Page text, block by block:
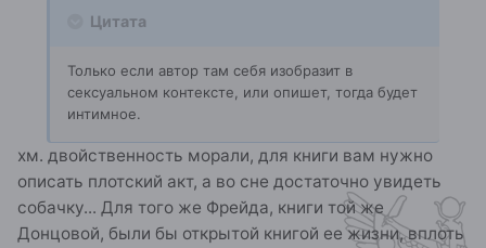
Цитата
Только если автор там себя изобразит в
сексуальном контексте, или опишет, тогда будет
интимное.
хм. двойственность морали, для книги вам нужно
описать плотский акт, а во сне достаточно увидеть
собачку... Для того же Фрейда, книги той же
Донцовой, были бы открытой книгой ее жизни, вплоть